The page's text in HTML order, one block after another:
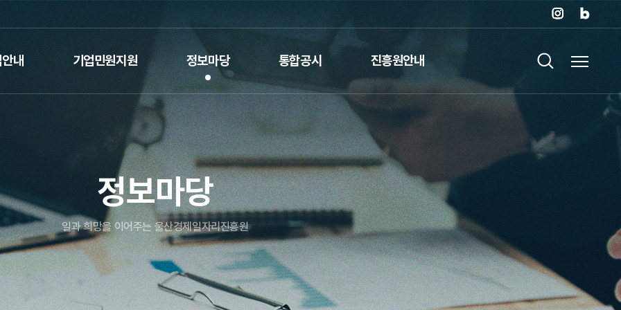
내 기업민원지원 정보마당 통합공시 진흥원안내
정보마당
일과 희망을 이어주는 울산경제일자리진흥원